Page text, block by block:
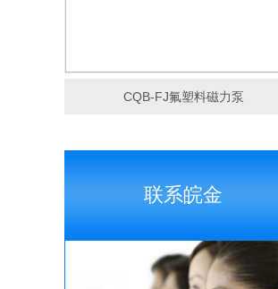
CQB-FJ氟塑料磁力泵
联系皖金